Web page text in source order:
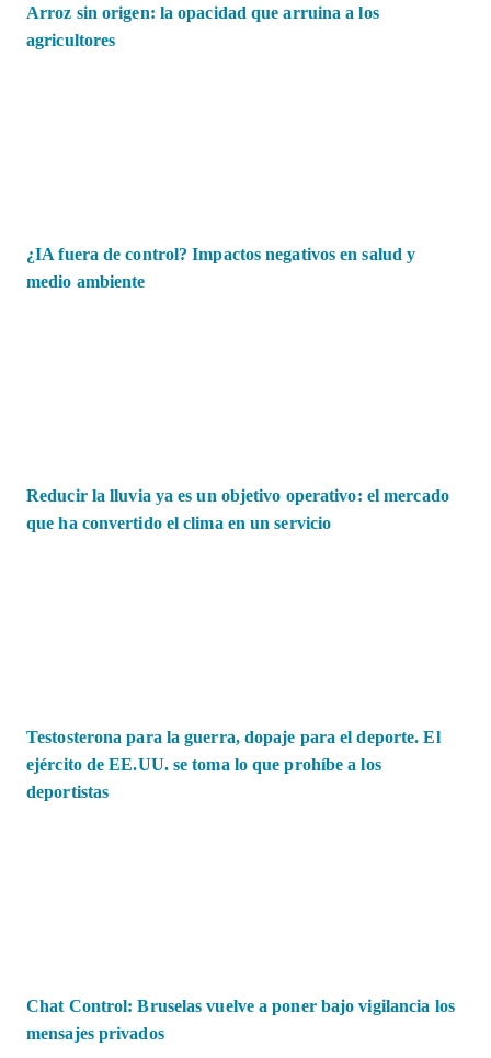
Arroz sin origen: la opacidad que arruina a los
agricultores
¿IA fuera de control? Impactos negativos en salud y
medio ambiente
Reducir la lluvia ya es un objetivo operativo: el mercado
que ha convertido el clima en un servicio
Testosterona para la guerra, dopaje para el deporte. El
ejército de EE.UU. se toma lo que prohíbe a los
deportistas
Chat Control: Bruselas vuelve a poner bajo vigilancia los
mensajes privados